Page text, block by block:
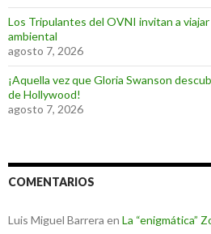
Los Tripulantes del OVNI invitan a
ambiental
agosto 7, 2026
¡Aquella vez que Gloria Swanson
de Hollywood!
agosto 7, 2026
COMENTARIOS
Luis Miguel Barrera en La “enigmática”